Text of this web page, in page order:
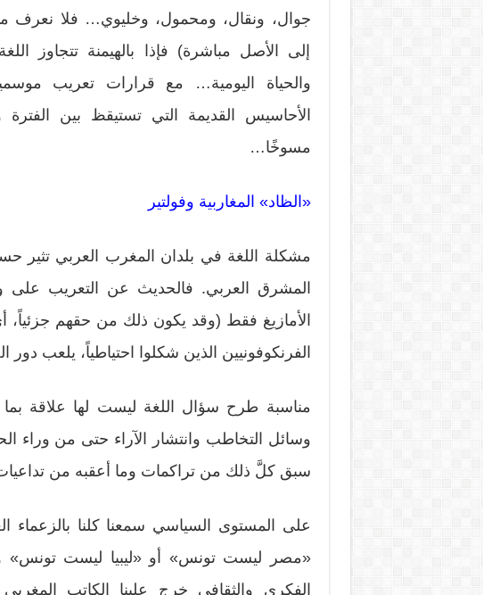
جوال، ونقال، ومحمول، وخليوي… فلا نعرف
إلى الأصل مباشرة) فإذا بالهيمنة تتجاوز
والحياة اليومية… مع قرارات تعريب
الأحاسيس القديمة التي تستيقظ بين
مسوخًا…
«الظاد» المغاربية وفولتير
مشكلة اللغة في بلدان المغرب العربي تثير
المشرق العربي. فالحديث عن التعريب على
الأمازيغ فقط (وقد يكون ذلك من حقهم جزئياً،
الفرنكوفونيين الذين شكلوا احتياطياً، يلعب
مناسبة طرح سؤال اللغة ليست لها علاقة بما
وسائل التخاطب وانتشار الآراء حتى من وراء
سبق كلَّ ذلك من تراكمات وما أعقبه من
على المستوى السياسي سمعنا كلنا
«مصر ليست تونس» أو «ليبيا ليست
الفكري والثقافي خرج علينا الكاتب